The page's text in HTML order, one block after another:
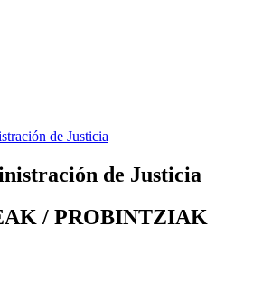
de Justicia
de Justicia
/ PROBINTZIAK